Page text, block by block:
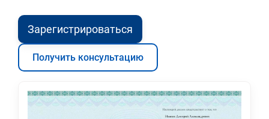
Зарегистрироваться
Получить консультацию